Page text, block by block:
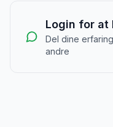
Login for at
Del dine
andre